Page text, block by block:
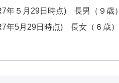
年５月29日時点) 長男（９歳）
年5月29日時点) 長女（６歳）